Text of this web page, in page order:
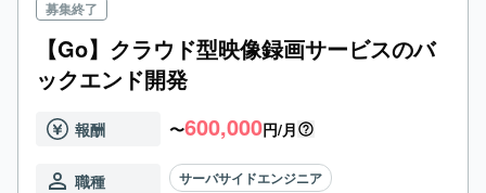
募集終了
【Go】クラウド型映像録画サービスのバ
ックエンド開発
報酬 〜600,000円/月
職種 サーバサイドエンジニア